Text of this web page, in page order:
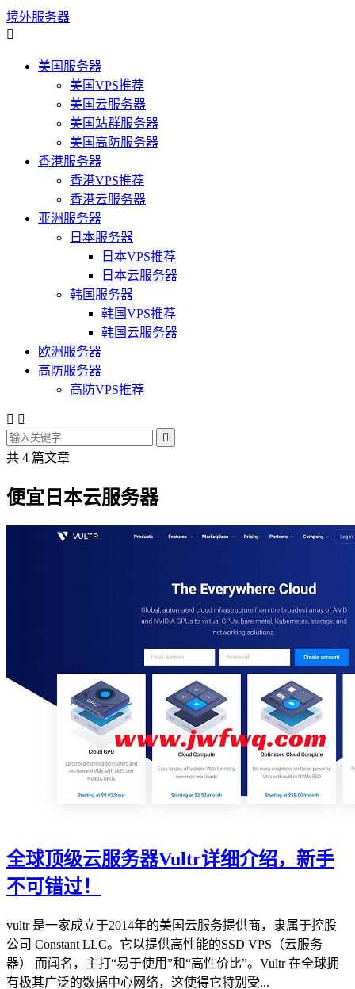
境外服务器

美国服务器
美国VPS推荐
美国云服务器
美国站群服务器
美国高防服务器
香港服务器
香港VPS推荐
香港云服务器
亚洲服务器
日本服务器
日本VPS推荐
日本云服务器
韩国服务器
韩国VPS推荐
韩国云服务器
欧洲服务器
高防服务器
高防VPS推荐
 

共 4 篇文章
便宜日本云服务器
全球顶级云服务器Vultr详细介绍，新手
不可错过！
vultr 是一家成立于2014年的美国云服务提供商，隶属于控股
公司 Constant LLC。它以提供高性能的SSD VPS（云服务
器） 而闻名，主打“易于使用”和“高性价比”。Vultr 在全球拥
有极其广泛的数据中心网络，这使得它特别受...